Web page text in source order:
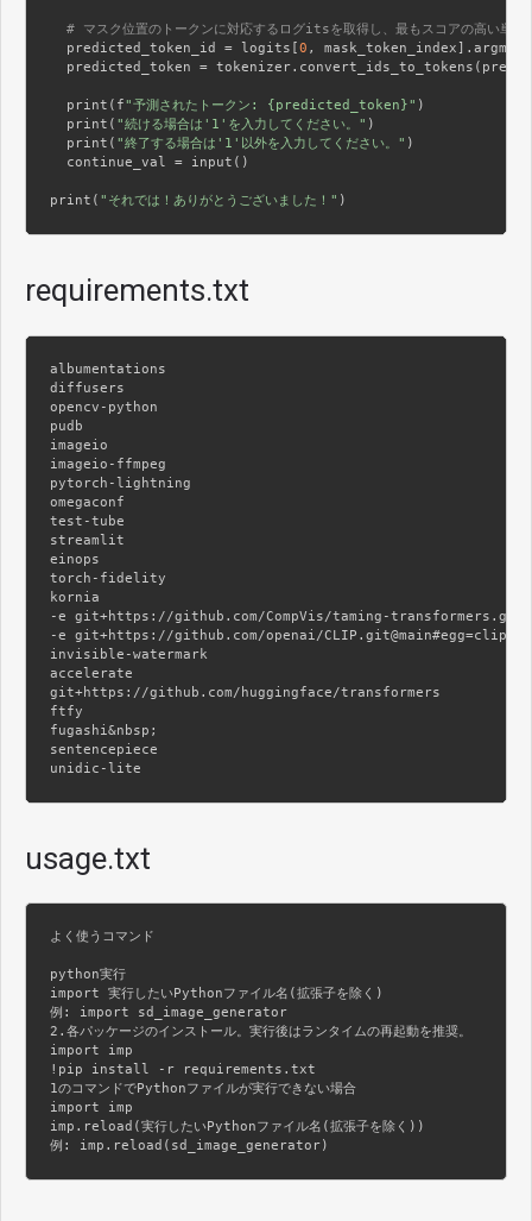
# マスク位置のトークンに対応するログitsを取得し、最もスコアの高い単語
  predicted_token_id = logits[
0 ,
predicted_token =
  print(f
"予測されたトークン: {predicted_token}" )
  print(
"続ける場合は'1'を入力してください。" )
  print(
"終了する場合は'1'以外を入力してください。" )
  continue_val = input()
print( "それでは！ありがとうございました！" )
requirements.txt
albumentations
diffusers
opencv-python
pudb
imageio
imageio-ffmpeg
pytorch-lightning
omegaconf
test-tube
streamlit
einops
torch-fidelity
kornia
-e git+https://github.com/CompVis/taming-
-e git+https://github.com/openai/CLIP.git@main#egg=clip
invisible-watermark
accelerate
git+https://github.com/huggingface/transformers
ftfy
fugashi&nbsp;
sentencepiece
unidic-lite
usage.txt
よく使うコマンド
python実行
import 実行したいPythonファイル名(拡張子を除く)
例: import sd_image_generator
2.各パッケージのインストール。実行後はランタイムの再起動を推奨。
import imp
!pip install -r requirements.txt
1のコマンドでPythonファイルが実行できない場合
import imp
imp.reload(実行したいPythonファイル名(拡張子を除く))
例: imp.reload(sd_image_generator)